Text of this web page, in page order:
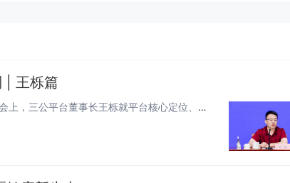
| 王栎篇
2026年7月30日，北京。民生ESG社区生态研究课题组成果发布会上，三公平台董事长王栎就平台核心定位、建设路径及未来规...